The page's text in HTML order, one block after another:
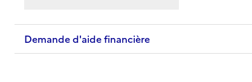
Demande d'aide financière